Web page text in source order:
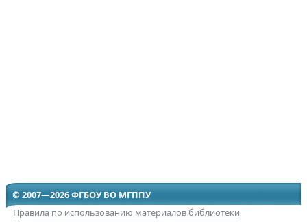
© 2007—2026 ФГБОУ ВО МГППУ
Правила по использованию материалов библиотеки